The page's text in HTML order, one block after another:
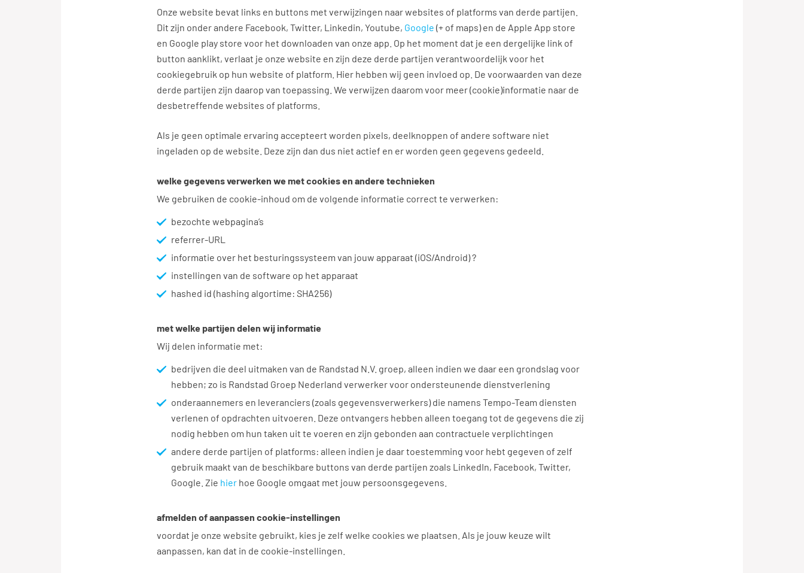
Onze website bevat links en buttons met verwijzingen naar websites of platforms van derde partijen.
Dit zijn onder andere Facebook, Twitter, Linkedin, Youtube, Google (+ of maps) en de Apple App store
en Google play store voor het downloaden van onze app. Op het moment dat je een dergelijke link of
button aanklikt, verlaat je onze website en zijn deze derde partijen verantwoordelijk voor het
cookiegebruik op hun website of platform. Hier hebben wij geen invloed op. De voorwaarden van deze
derde partijen zijn daarop van toepassing. We verwijzen daarom voor meer (cookie)informatie naar de
desbetreffende websites of platforms.
Als je geen optimale ervaring accepteert worden pixels, deelknoppen of andere software niet
ingeladen op de website. Deze zijn dan dus niet actief en er worden geen gegevens gedeeld.
welke gegevens verwerken we met cookies en andere technieken
We gebruiken de cookie-inhoud om de volgende informatie correct te verwerken:
bezochte webpagina’s
referrer-URL
informatie over het besturingssysteem van jouw apparaat (iOS/Android) ?
instellingen van de software op het apparaat
hashed id (hashing algortime: SHA256)
met welke partijen delen wij informatie
Wij delen informatie met:
bedrijven die deel uitmaken van de Randstad N.V. groep, alleen indien we daar een grondslag voor
hebben; zo is Randstad Groep Nederland verwerker voor ondersteunende dienstverlening
onderaannemers en leveranciers (zoals gegevensverwerkers) die namens Tempo-Team diensten
verlenen of opdrachten uitvoeren. Deze ontvangers hebben alleen toegang tot de gegevens die zij
nodig hebben om hun taken uit te voeren en zijn gebonden aan contractuele verplichtingen
andere derde partijen of platforms: alleen indien je daar toestemming voor hebt gegeven of zelf
gebruik maakt van de beschikbare buttons van derde partijen zoals LinkedIn, Facebook, Twitter,
Google. Zie hier hoe Google omgaat met jouw persoonsgegevens.
afmelden of aanpassen cookie-instellingen
voordat je onze website gebruikt, kies je zelf welke cookies we plaatsen. Als je jouw keuze wilt
aanpassen, kan dat in de cookie-instellingen.